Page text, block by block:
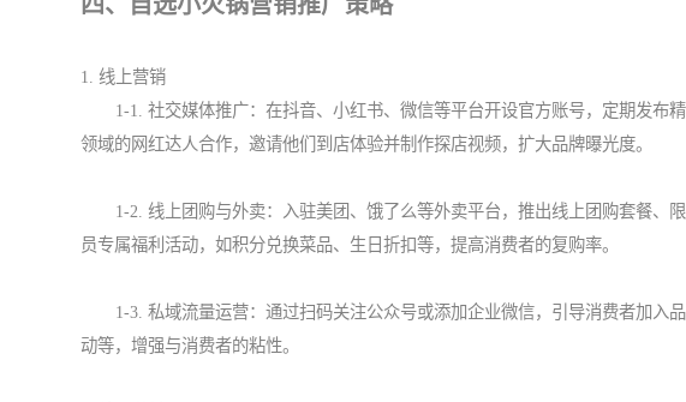
1. 线上营销
1-1. 社交媒体推广：在抖音、小红书、微信等平台开设官方账号，定期发布
领域的网红达人合作，邀请他们到店体验并制作探店视频，扩大品牌曝光度。
1-2. 线上团购与外卖：入驻美团、饿了么等外卖平台，推出线上团购套餐、
员专属福利活动，如积分兑换菜品、生日折扣等，提高消费者的复购率。
1-3. 私域流量运营：通过扫码关注公众号或添加企业微信，引导消费者加入
动等，增强与消费者的粘性。